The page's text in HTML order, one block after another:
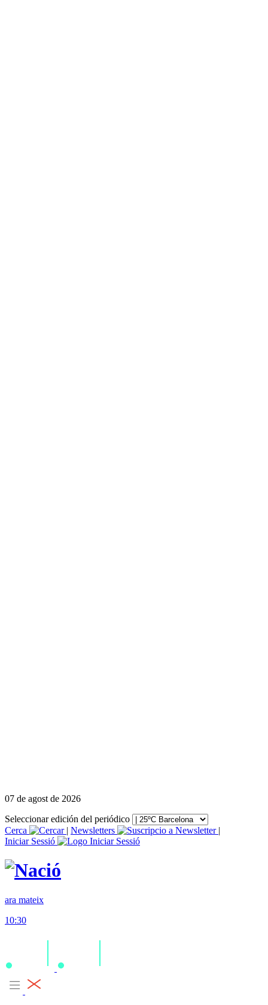
07 de agost de 2026
Seleccionar edición del periódico
Cerca
| Newsletters
|
Iniciar Sessió
ara mateix
10:30